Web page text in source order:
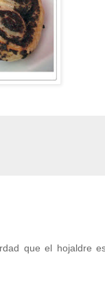
que el hojaldre